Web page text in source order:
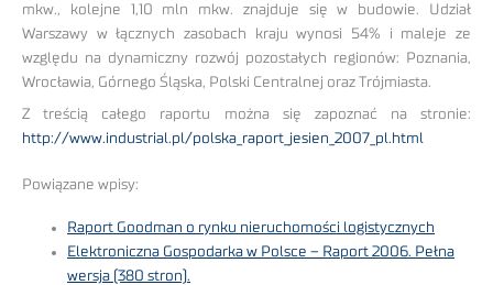
mkw., kolejne 1,10 mln mkw. znajduje się w budowie. Udział
Warszawy w łącznych zasobach kraju wynosi 54% i maleje ze
względu na dynamiczny rozwój pozostałych regionów: Poznania,
Wrocławia, Górnego Śląska, Polski Centralnej oraz Trójmiasta.
Z treścią całego raportu można się zapoznać na stronie:
http://www.industrial.pl/polska_raport_jesien_2007_pl.html
Powiązane wpisy:
Raport Goodman o rynku nieruchomości logistycznych
Elektroniczna Gospodarka w Polsce – Raport 2006. Pełna
wersja (380 stron).